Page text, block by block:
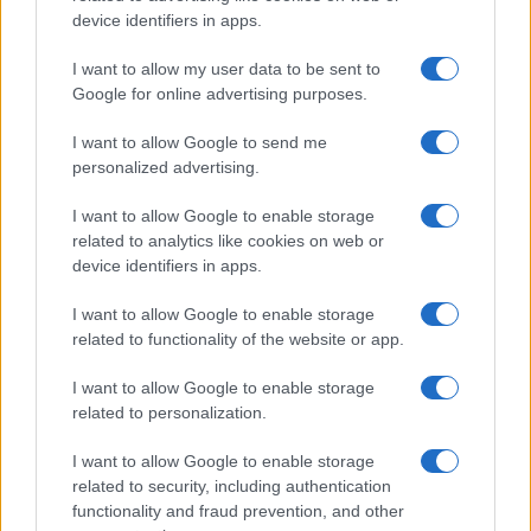
device identifiers in apps.
I want to allow my user data to be sent to
Google for online advertising purposes.
I want to allow Google to send me
personalized advertising.
I want to allow Google to enable storage
related to analytics like cookies on web or
device identifiers in apps.
I want to allow Google to enable storage
related to functionality of the website or app.
I want to allow Google to enable storage
related to personalization.
I want to allow Google to enable storage
related to security, including authentication
functionality and fraud prevention, and other
si è comportata più da ong anti-sionista di basso
profilo che da custode dei luoghi cristiani.
Attribuire questi atteggiamenti ai consiglieri o ai
vincoli diplomatici sarebbe comodo. Ma la
coerenza del suo comportamento è stata troppo
netta. Francesco ha trovato il tempo per ricevere
mai visitato una sinagoga a Gerusalemme
Trump, ma nessuna per le ambizioni nucleari
dell’Iran. Ha condannato il capitalismo come
sterco del diavolo”, ma non ha mai detto
chiaramente cheHamasè il male.